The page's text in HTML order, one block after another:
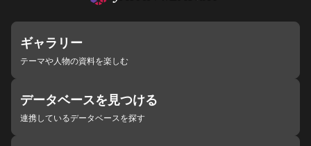
ギャラリー
テーマや人物の資料を楽しむ
データベースを見つける
連携しているデータベースを探す